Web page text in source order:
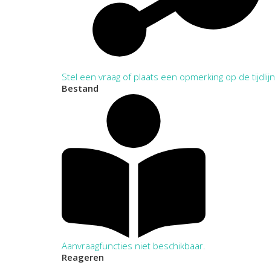
Stel een vraag of plaats een opmerking op de tijdlijn
Bestand
Aanvraagfuncties niet beschikbaar.
Reageren